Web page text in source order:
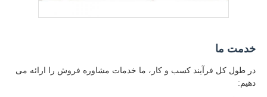
خدمت ما
در طول کل فرآیند کسب و کار، ما خدمات مشاوره فروش را ارائه می
دهیم: